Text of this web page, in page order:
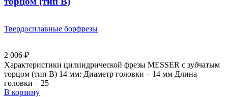
Твердосплавные борфрезы
2 006 ₽
Характеристики цилиндрической фрезы MESSER с зубчатым
торцом (тип B) 14 мм: Диаметр головки – 14 мм Длина
головки – 25
В корзину